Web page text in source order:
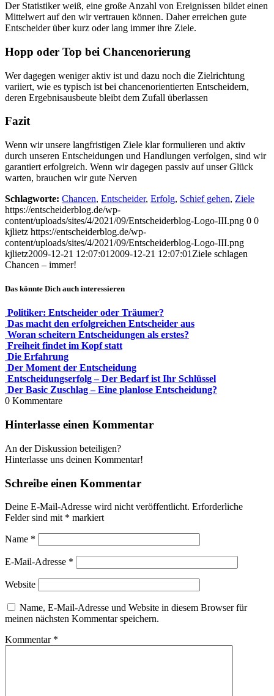
Der Statistiker weiß, eine große Anzahl von Ereignissen bildet einen
Mittelwert auf den wir vertrauen können. Daher erreichen gute
Entscheider über kurz oder lang immer ihre Ziele.
Hopp oder Top bei Chancenorierung
Wer dagegen weniger aktiv ist und dazu noch die Zielrichtung
variiert, wie es typisch ist bei chancenorientierten Entscheidern,
deren Ergebnisausbeute bleibt dem Zufall überlassen
Fazit
Wenn wir unsere langfristigen Ziele klar formulieren und aktiv
durch unseren Entscheidungen und Handlungen verfolgen, sind wir
garantiert erfolgreich. Wenn wir dagegen passiv auf unser Glück
warten, brauchen wir gute Nerven
Schlagworte: Chancen, Entscheider, Erfolg, Schief gehen, Ziele
https://entscheiderblog.de/wp-
content/uploads/sites/4/2021/09/Entscheiderblog-Logo-III.png 0 0
kjlietz https://entscheiderblog.de/wp-
content/uploads/sites/4/2021/09/Entscheiderblog-Logo-III.png
kjlietz2009-12-21 12:07:01 2009-12-21 12:07:01 Ziele schlagen
Chancen – immer!
Das könnte Dich auch interessieren
Politiker: Entscheider oder Träumer?
Das macht den erfolgreichen Entscheider aus
Woran scheitern Entscheidungen als erstes?
Freiheit findet im Kopf statt
Die Erfahrung
Der Moment der Entscheidung
Entscheidungserfolg – Der Bedarf ist Ihr Schlüssel
Der Basic Zuschlag – Eine planlose Entscheidung?
0 Kommentare
Hinterlasse einen Kommentar
An der Diskussion beteiligen?
Hinterlasse uns deinen Kommentar!
Schreibe einen Kommentar
Deine E-Mail-Adresse wird nicht veröffentlicht. Erforderliche
Felder sind mit * markiert
Name *
E-Mail-Adresse *
Website
Name, E-Mail-Adresse und Website in diesem Browser für
meinen nächsten Kommentar speichern.
Kommentar *